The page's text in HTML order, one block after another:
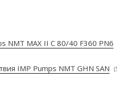
NMT MAX II C 80/40 F360 PN6
IMP Pumps NMT GHN SAN